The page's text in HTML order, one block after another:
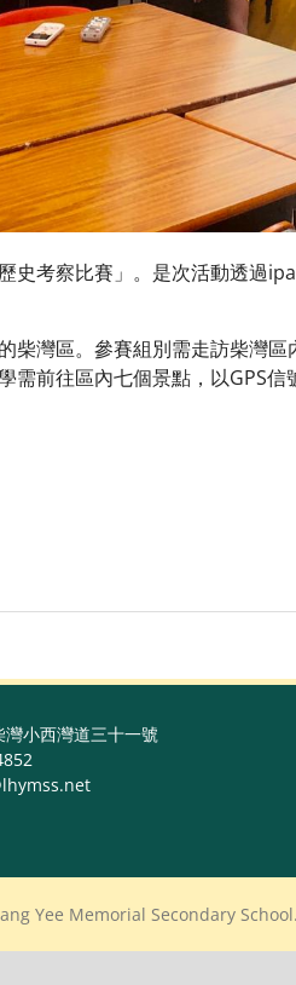
考察比賽」。是次活動透過
灣區。參賽組別需走訪柴灣區
前往區內七個景點，以GPS
灣小西灣道三十一號
Yee Memorial Secondary